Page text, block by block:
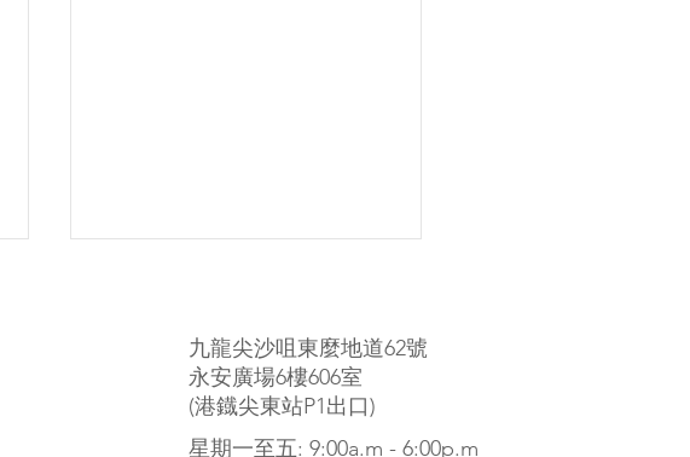
九龍尖沙咀東麼地道62號
永安廣場6樓606室
(港鐡尖東站P1出口)
​星期一至五: 9:00a.m - 6:00p.m